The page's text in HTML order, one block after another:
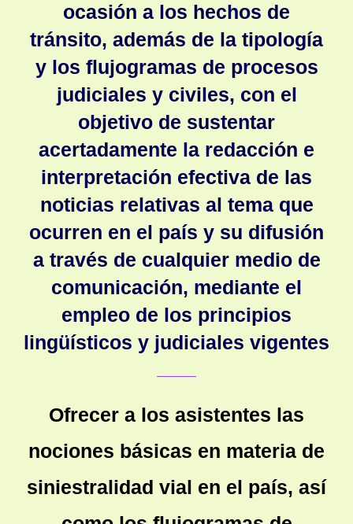
ocasión a los hechos de
tránsito, además de la tipología
y los flujogramas de procesos
judiciales y civiles, con el
objetivo de sustentar
acertadamente la redacción e
interpretación efectiva de las
noticias relativas al tema que
ocurren en el país y su difusión
a través de cualquier medio de
comunicación, mediante el
empleo de los principios
lingüísticos y judiciales vigentes
Ofrecer a los asistentes las
nociones básicas en materia de
siniestralidad vial en el país, así